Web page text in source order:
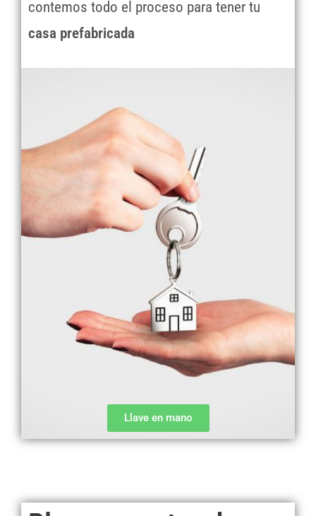
contemos todo el proceso para tener tu
casa prefabricada
Llave en mano